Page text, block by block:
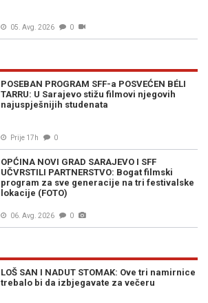
05. Avg. 2026 0
POSEBAN PROGRAM SFF-a POSVEĆEN BÉLI
TARRU: U Sarajevo stižu filmovi njegovih
najuspješnijih studenata
Prije 17h 0
OPĆINA NOVI GRAD SARAJEVO I SFF
UČVRSTILI PARTNERSTVO: Bogat filmski
program za sve generacije na tri festivalske
lokacije (FOTO)
06. Avg. 2026 0
LOŠ SAN I NADUT STOMAK: Ove tri namirnice
trebalo bi da izbjegavate za večeru